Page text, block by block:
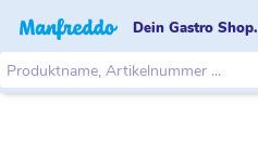
Dein Gastro Shop.